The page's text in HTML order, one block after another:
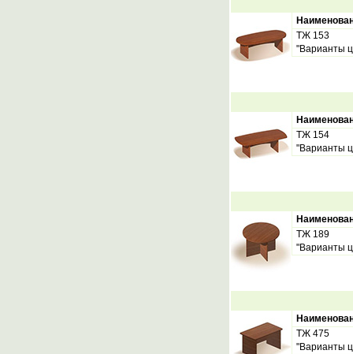
ТЖ 153
"Варианты
ТЖ 154
"Варианты
ТЖ 189
"Варианты
ТЖ 475
"Варианты